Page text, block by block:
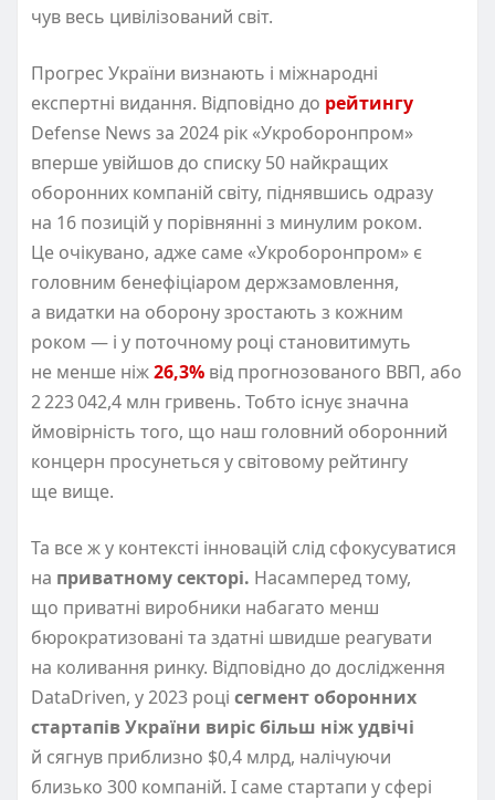
чув весь цивілізований світ.
Прогрес України визнають і міжнародні
експертні видання. Відповідно до рейтингу
Defense News за 2024 рік «Укроборонпром»
вперше увійшов до списку 50 найкращих
оборонних компаній світу, піднявшись одразу
на 16 позицій у порівнянні з минулим роком.
Це очікувано, адже саме«Укроборонпром» є
головним бенефіціаром держзамовлення,
а видатки на оборону зростають з кожним
роком — і у поточному році становитимуть
не менше ніж26,3% від прогнозованого ВВП, або
2 223 042,4 млн гривень. Тобто існує значна
ймовірність того, що наш головний оборонний
концерн просунеться у світовому рейтингу
ще вище.
Та все ж у контексті інновацій слід сфокусуватися
на приватному секторі. Насамперед тому,
що приватні виробники набагато менш
бюрократизовані та здатні швидше реагувати
на коливання ринку. Відповідно до дослідження
DataDriven, у 2023 році сегмент оборонних
стартапів України виріс більш ніж удвічі
й сягнув приблизно $0,4 млрд, налічуючи
близько 300 компаній. І саме стартапи у сфері